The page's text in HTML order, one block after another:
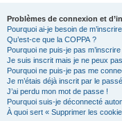
Problèmes de connexion et
Pourquoi ai-je besoin de
Qu’est-ce que la COPPA ?
Pourquoi ne puis-je pas m’inscrire
Je suis inscrit mais je ne peux
Pourquoi ne puis-je pas me
Je m’étais déjà inscrit par le
J’ai perdu mon mot de passe !
Pourquoi suis-je déconnecté
À quoi sert « Supprimer les